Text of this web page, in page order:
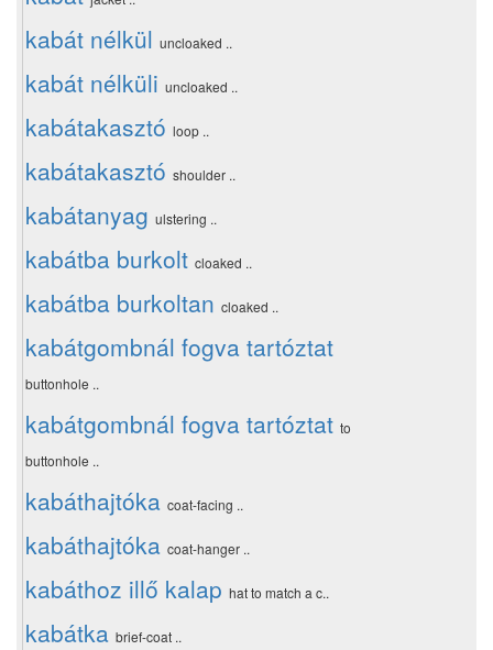
kabát nélkül uncloaked ..
kabát nélküli uncloaked ..
kabátakasztó loop ..
kabátakasztó shoulder ..
kabátanyag ulstering ..
kabátba burkolt cloaked ..
kabátba burkoltan cloaked ..
kabátgombnál fogva tartóztat
buttonhole ..
kabátgombnál fogva tartóztat to
buttonhole ..
kabáthajtóka coat-facing ..
kabáthajtóka coat-hanger ..
kabáthoz illő kalap hat to match a c..
kabátka brief-coat ..